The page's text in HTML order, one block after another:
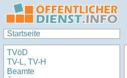
Startseite
TVöD
TV-L, TV-H
Beamte